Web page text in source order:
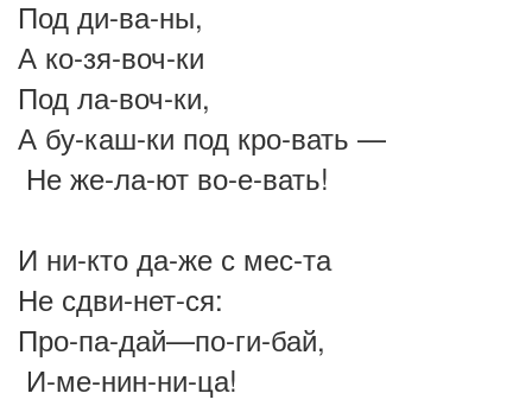
Под ди-ва-ны,
А ко-зя-воч-ки
Под ла-воч-ки,
А бу-каш-ки под кро-вать —
Не же-ла-ют во-е-вать!
И ни-кто да-же с мес-та
Не сдви-нет-ся:
Про-па-дай—по-ги-бай,
И-ме-нин-ни-ца!